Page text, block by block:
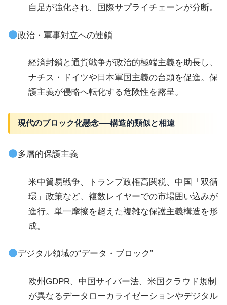
自足が強化され、国際サプライチェーンが分断。
政治・軍事対立への連鎖
経済封鎖と通貨戦争が政治的極端主義を助長し、
ナチス・ドイツや日本軍国主義の台頭を促進。保
護主義が侵略へ転化する危険性を露呈。
現代のブロック化懸念──構造的類似と相違
多層的保護主義
米中貿易戦争、トランプ政権高関税、中国「双循
環」政策など、複数レイヤーでの市場囲い込みが
進行。単一摩擦を超えた複雑な保護主義構造を形
成。
デジタル領域の“データ・ブロック”
欧州GDPR、中国サイバー法、米国クラウド規制
が異なるデータローカライゼーションやデジタル